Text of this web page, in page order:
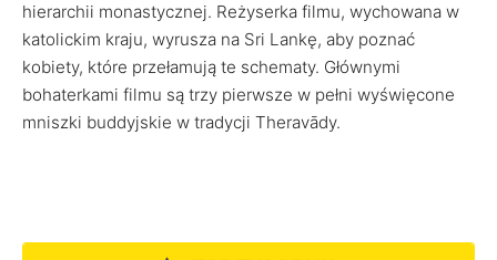
hierarchii monastycznej. Reżyserka filmu, wychowana w
katolickim kraju, wyrusza na Sri Lankę, aby poznać
kobiety, które przełamują te schematy. Głównymi
bohaterkami filmu są trzy pierwsze w pełni wyświęcone
mniszki buddyjskie w tradycji Theravādy.